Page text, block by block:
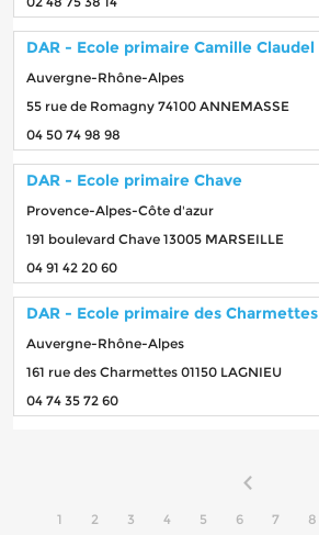
DAR - Ecole primaire Camille Claudel
Auvergne-Rhône-Alpes
55 rue de Romagny 74100 ANNEMASSE
04 50 74 98 98
DAR - Ecole primaire Chave
Provence-Alpes-Côte d'azur
191 boulevard Chave 13005 MARSEILLE
04 91 42 20 60
DAR - Ecole primaire des Charmettes
Auvergne-Rhône-Alpes
161 rue des Charmettes 01150 LAGNIEU
04 74 35 72 60
1 2 3 4 5 6 7 8